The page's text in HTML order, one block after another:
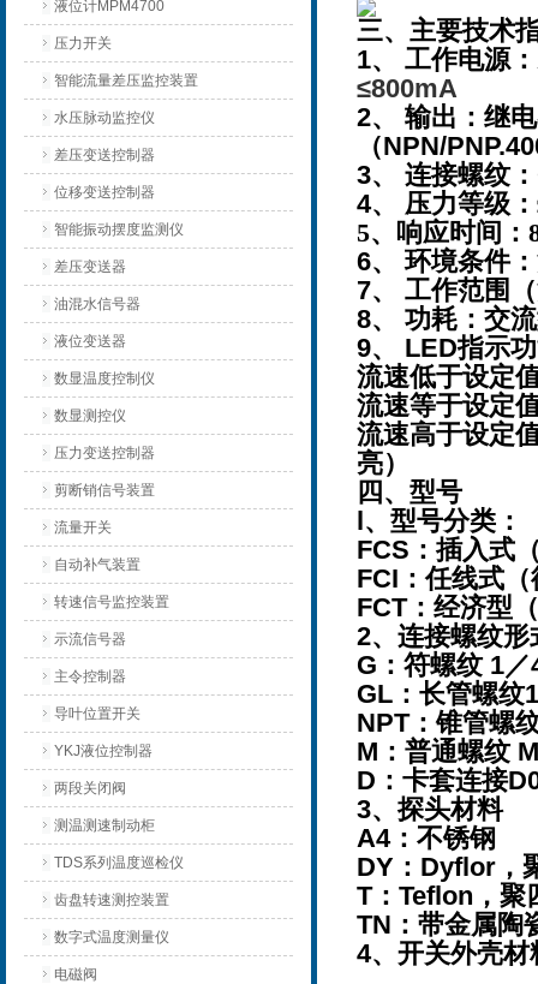
液位计MPM4700
压力开关
智能流量差压监控装置
水压脉动监控仪
差压变送控制器
位移变送控制器
智能振动摆度监测仪
差压变送器
油混水信号器
液位变送器
数显温度控制仪
数显测控仪
压力变送控制器
剪断销信号装置
流量开关
自动补气装置
转速信号监控装置
示流信号器
主令控制器
导叶位置开关
YKJ液位控制器
两段关闭阀
测温测速制动柜
TDS系列温度巡检仪
齿盘转速测控装置
数字式温度测量仪
电磁阀
三、主要技术
1、 工作电源
≤800mA
2、 输出：继
（NPN/
3、 连接螺纹
4、 压力等级
5、 响应时间：
6、 环境条件
7、 工作范围
8、 功耗：交
9、 LED指示
流速低于设定
流速等于设定
流速高于设定
亮）
四、型号
l、型号分类：
FCS：插入式
FCI：任线式
FCT：经济型
2、连接螺纹形
G：符螺纹 1／
GL：长管螺纹
NPT：锥管螺
M：普通螺纹
D：卡套连接
3、探头材料
A4：不锈钢
DY：Dyflor，
T：Teflon，聚
TN：带金属陶
4、开关外壳材